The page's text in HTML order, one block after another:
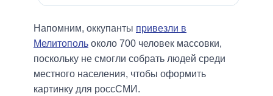
Напомним, оккупанты привезли в
Мелитополь около 700 человек массовки,
поскольку не смогли собрать людей среди
местного населения, чтобы оформить
картинку для россСМИ.